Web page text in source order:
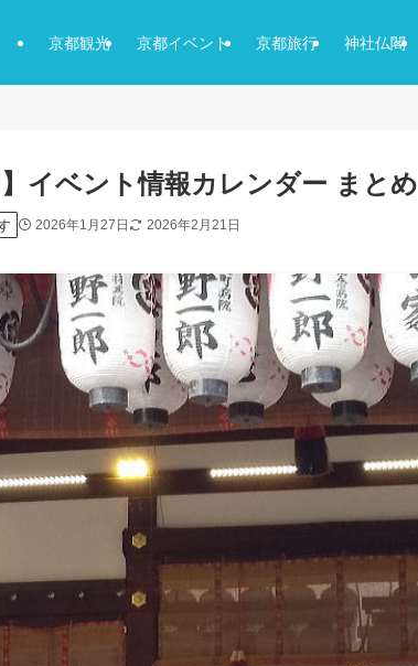
京都観光 京都イベント 京都旅行 神社仏閣
イベント情報カレンダー まとめ
2026年1月27日 2026年2月21日